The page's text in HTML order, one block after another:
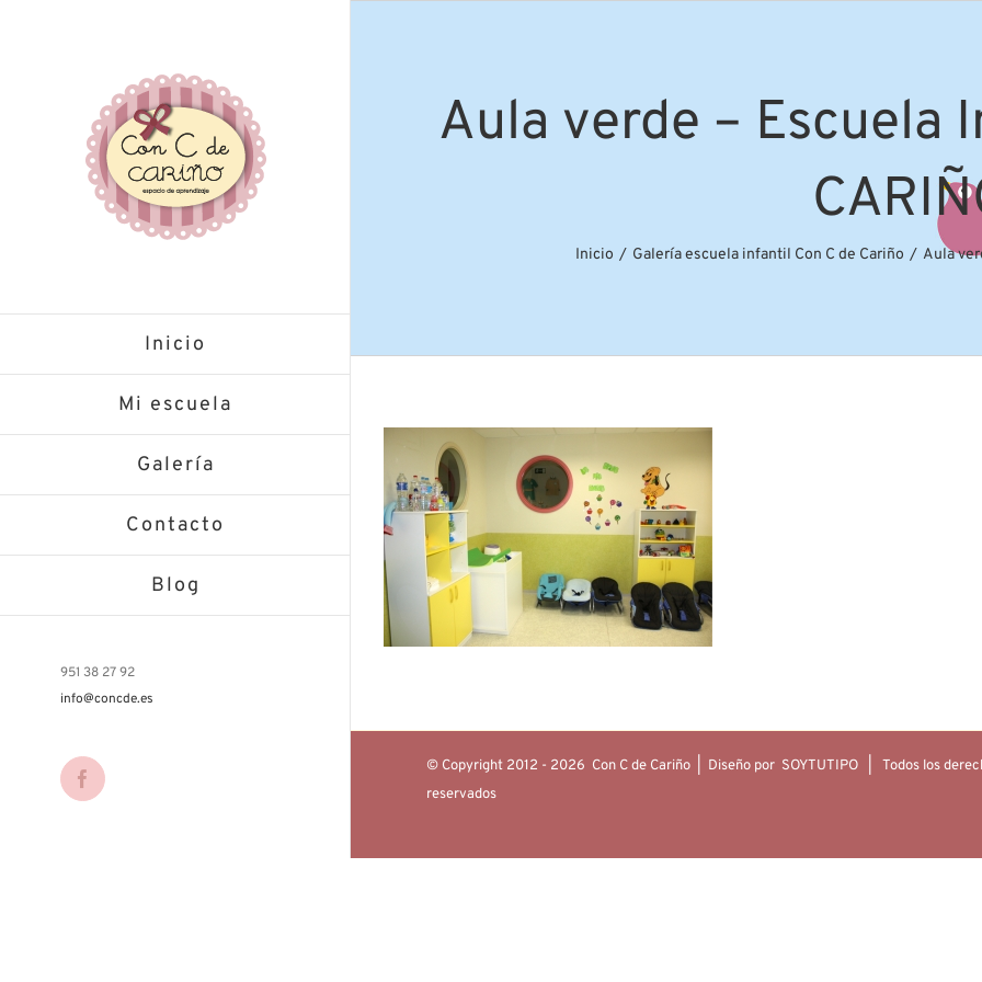
Inicio
Mi escuela
Galería
Contacto
Blog
951 38 27 92
info@concde.es
Facebook
Aula verde – Escuela
Inicio Galería escuela infantil Con C de Cariño Aula
© Copyright 2012 - 2026 Con C de Cariño | Diseño por SOYTUTIPO| Todos los
reservados